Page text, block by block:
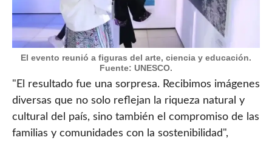
El evento reunió a figuras del arte, ciencia y educación.
Fuente: UNESCO.
"El resultado fue una sorpresa. Recibimos imágenes
diversas que no solo reflejan la riqueza natural y
cultural del país, sino también el compromiso de las
familias y comunidades con la sostenibilidad",